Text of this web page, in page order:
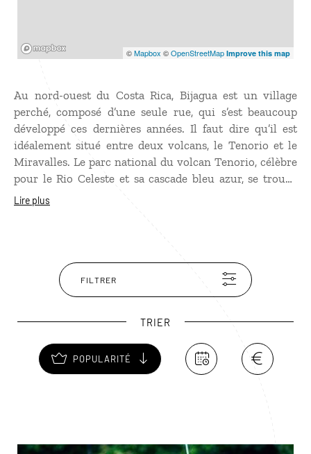
©Mapbox ©OpenStreetMap Improve this map
Au nord-ouest du Costa Rica, Bijagua est un village
perché, composé d’une seule rue, qui s’est beaucoup
développé ces dernières années. Il faut dire qu’il est
idéalement situé entre deux volcans, le Tenorio et le
Miravalles. Le parc national du volcan Tenorio, célèbre
pour le Rio Celeste et sa cascade bleu azur, se trouve
tout près. Autour de Bijagua, la nature est superbe et se
Lire plus
FILTRER
TRIER
POPULARITÉ